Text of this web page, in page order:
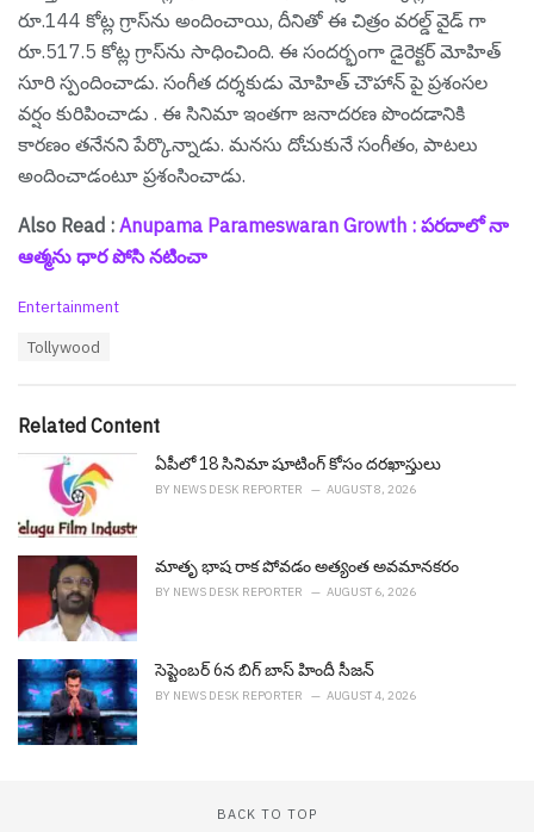
రూ.144 కోట్ల గ్రాస్‌ను అందించాయి, దీనితో ఈ చిత్రం వ‌ర‌ల్డ్ వైడ్ గా
రూ.517.5 కోట్ల గ్రాస్‌ను సాధించింది. ఈ సంద‌ర్భంగా డైరెక్ట‌ర్ మోహిత్
సూరి స్పందించాడు. సంగీత దర్శకుడు మోహిత్ చౌహాన్ పై ప్ర‌శంస‌ల
వ‌ర్షం కురిపించాడు . ఈ సినిమా ఇంత‌గా జ‌నాద‌ర‌ణ పొంద‌డానికి
కార‌ణం త‌నేన‌ని పేర్కొన్నాడు. మ‌న‌సు దోచుకునే సంగీతం, పాట‌లు
అందించాడంటూ ప్ర‌శంసించాడు.
Also Read : Anupama Parameswaran Growth : ప‌ర‌దాలో నా
ఆత్మ‌ను ధార పోసి న‌టించా
C
o
r
i
:
Entertainment
:
Tollywood
Related Content
ఏపీలో 18 సినిమా షూటింగ్ కోసం దరఖాస్తులు
BY NEWS DESK REPORTER AUGUST 8, 2026
మాతృ భాష రాక పోవడం అత్యంత అవమానకరం
BY NEWS DESK REPORTER AUGUST 6, 2026
సెప్టెంబ‌ర్ 6న బిగ్ బాస్ హిందీ సీజ‌న్
BY NEWS DESK REPORTER AUGUST 4, 2026
BACK TO TOP